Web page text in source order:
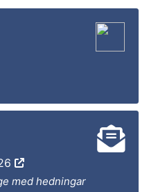
med hedningar